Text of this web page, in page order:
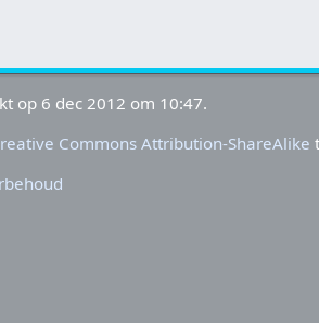
op 6 dec 2012 om 10:47.
Commons Attribution-ShareAlike